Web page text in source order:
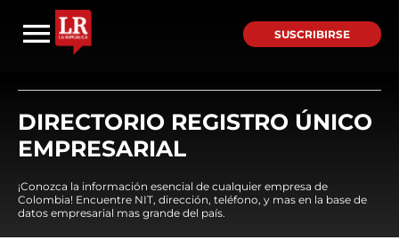
SUSCRIBIRSE
DIRECTORIO REGISTRO ÚNICO
EMPRESARIAL
¡Conozca la información esencial de cualquier empresa de
Colombia! Encuentre NIT, dirección, teléfono, y mas en la base de
datos empresarial mas grande del país.